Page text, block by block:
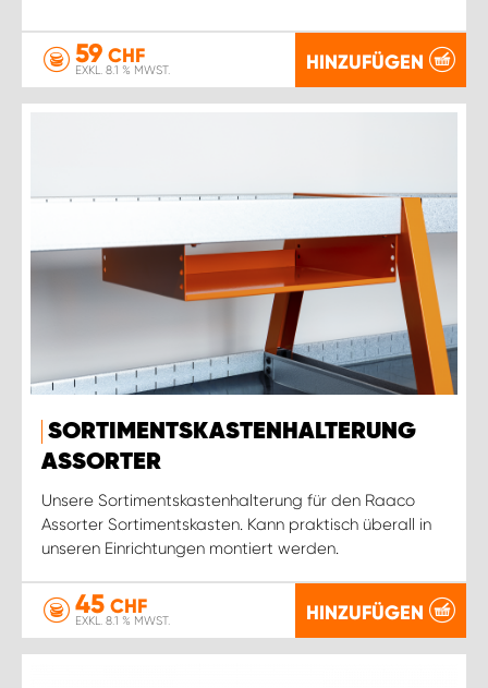
59 CHF
EXKL. 8.1 % MWST. HINZUFÜGEN
SORTIMENTSKASTENHALTERUNG
ASSORTER
Unsere Sortimentskastenhalterung für den Raaco
Assorter Sortimentskasten. Kann praktisch überall in
unseren Einrichtungen montiert werden.
45 CHF
EXKL. 8.1 % MWST. HINZUFÜGEN